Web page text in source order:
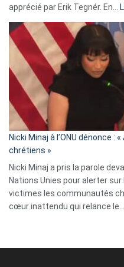
apprécié par Erik Tegnér. En…
Nicki Minaj à l’ONU dénonce :
chrétiens »
Nicki Minaj a pris la parole
Nations Unies pour alerter
victimes les communautés
cœur inattendu qui relance le…